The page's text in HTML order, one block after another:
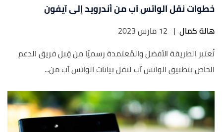
خطوات نقل الواتس آب من أندرويد إلى آيفون
هالة كمال | 12 مارس 2023
تُعتبر الطريقة الأفضل والمُعتمدة رسميًا من قِبل فريق الدعم
الخاص بتطبيق الواتس آب لنقل بيانات الواتس آب من...